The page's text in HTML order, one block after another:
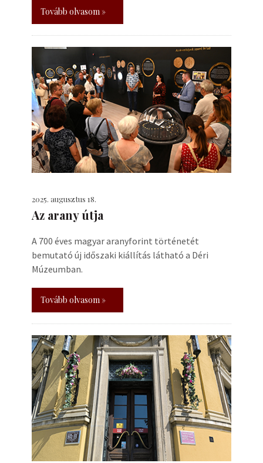
Tovább olvasom »
2025. augusztus 18.
Az arany útja
A 700 éves magyar aranyforint történetét
bemutató új időszaki kiállítás látható a Déri
Múzeumban.
Tovább olvasom »